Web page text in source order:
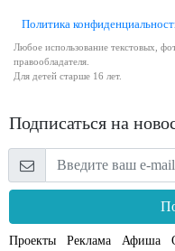
Политика
Любое использование текстовых,
правообладателя.
Для детей старше 16 лет.
Подписаться на
Проекты Реклама Афиша